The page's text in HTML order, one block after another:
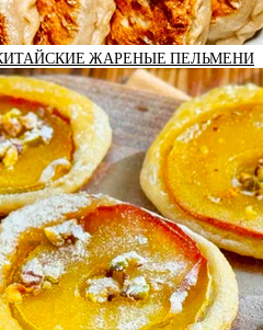
ЖАРЕНЫЕ ПЕЛЬМЕНИ